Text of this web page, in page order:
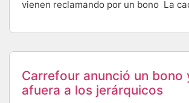
vienen reclamando por un bono La
Carrefour anunció un bono
afuera a los jerárquicos